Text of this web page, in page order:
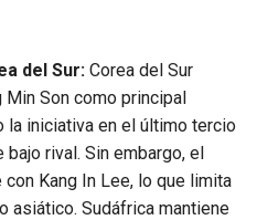
del Sur: Corea del Sur
Min Son como principal
la iniciativa en el último tercio
rival. Sin embargo, el
Kang In Lee, lo que limita
asiático. Sudáfrica mantiene